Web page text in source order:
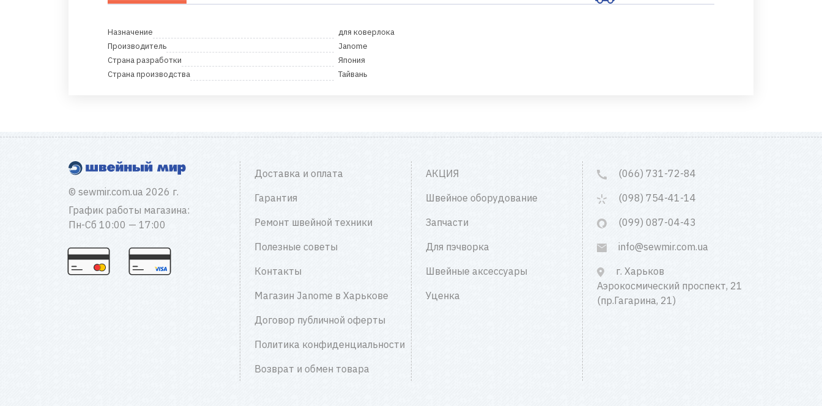
Назначение
для коверлока
Производитель
Janome
Страна разработки
Япония
Страна производства
Тайвань
© sewmir.com.ua 2026 г.
График работы магазина:
Пн-Сб 10:00 — 17:00
Доставка и оплата
Гарантия
Ремонт швейной техники
Полезные советы
Контакты
Магазин Janome в Харькове
Договор публичной оферты
Политика конфиденциальности
Возврат и обмен товара
АКЦИЯ
Швейное оборудование
Запчасти
Для пэчворка
Швейные аксессуары
Уценка
(066) 731-72-84
(098) 754-41-14
(099) 087-04-43
info@sewmir.com.ua
г. Харьков
Аэрокосмический проспект, 21
(пр.Гагарина, 21)